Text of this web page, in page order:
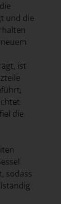
und die
ist
die
sodass